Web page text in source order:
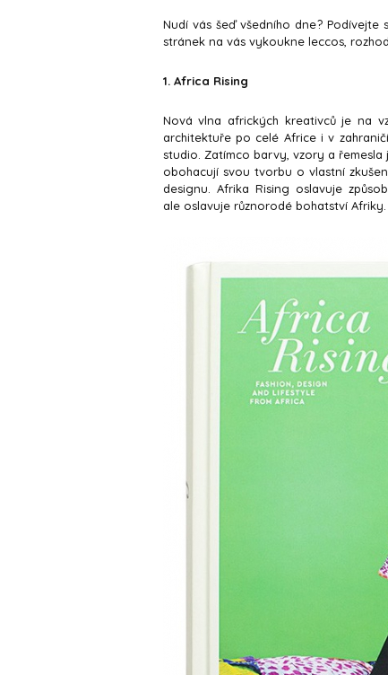
Nudí vás šeď všedního dne?
stránek na vás vykoukne leccos,
1. Africa Rising
Nová vlna afrických kreativců je na
architektuře po celé Africe i v
studio. Zatímco barvy, vzory a
obohacují svou tvorbu o vlastní
designu. Afrika Rising oslavuje
ale oslavuje různorodé bohatství Afriky.